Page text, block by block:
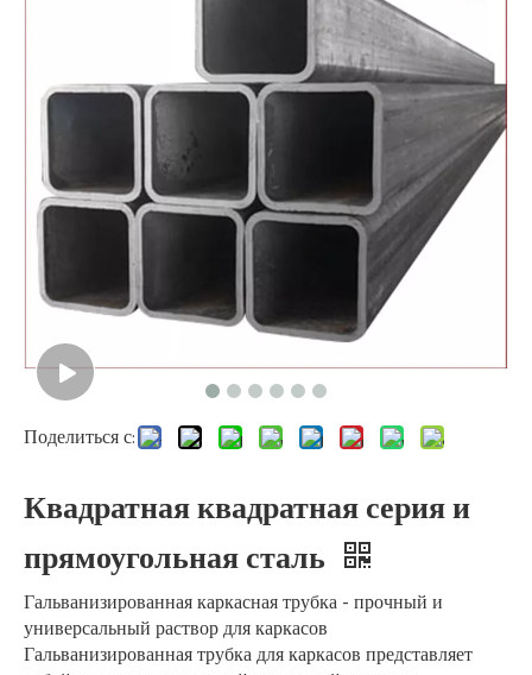
Поделиться с:
Квадратная квадратная серия и
прямоугольная сталь
Гальванизированная каркасная трубка - прочный и
универсальный раствор для каркасов
Гальванизированная трубка для каркасов представляет